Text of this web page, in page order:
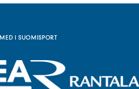
MED I SUOMISPORT